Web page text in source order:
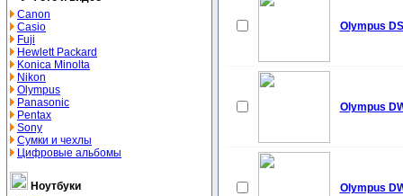
Canon
Casio
Fuji
Hewlett Packard
Konica Minolta
Nikon
Olympus
Panasonic
Pentax
Sony
Сумки и чехлы
Цифровые альбомы
Ноутбуки
Olympus
Olympus
Olympus